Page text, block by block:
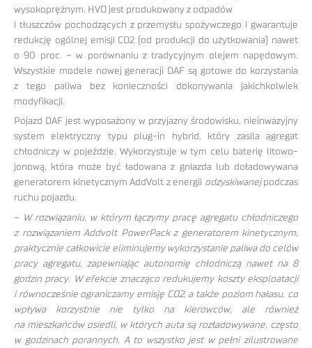
wysokoprężnym. HVO jest produkowany z odpadów
i tłuszczów pochodzących z przemysłu spożywczego i gwarantuje
redukcję ogólnej emisji CO2 (od produkcji do użytkowania) nawet
o 90 proc. – w porównaniu z tradycyjnym olejem napędowym.
Wszystkie modele nowej generacji DAF są gotowe do korzystania
z tego paliwa bez konieczności dokonywania jakichkolwiek
modyfikacji.
Pojazd DAF jest wyposażony w przyjazny środowisku, nieinwazyjny
system elektryczny typu plug-in hybrid, który zasila agregat
chłodniczy w pojeździe. Wykorzystuje w tym celu baterię litowo-
jonową, która może być ładowana z gniazda lub doładowywana
generatorem kinetycznym AddVolt z energii odzyskiwanejpodczas
ruchu pojazdu.
–
W rozwiązaniu, w którym łączymy pracę agregatu chłodniczego
z rozwiązaniem Addvolt PowerPack z generatorem kinetycznym,
praktycznie całkowicie eliminujemy wykorzystanie paliwa do celów
pracy agregatu, zapewniając autonomię chłodniczą nawet na 8
godzin pracy. W efekcie znacząco redukujemy koszty eksploatacji
i równocześnie ograniczamy emisję CO2, a także poziom hałasu, co
wpływa korzystnie nie tylko na kierowców, ale również
na mieszkańców osiedli, w których auta są rozładowywane, często
w godzinach porannych. A to wszystko jest w pełni zilustrowane